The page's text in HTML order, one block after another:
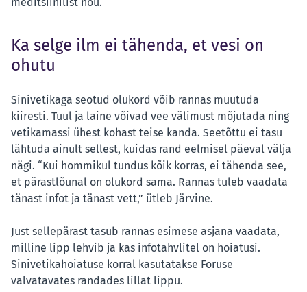
Ka selge ilm ei tähenda, et vesi on
ohutu
Sinivetikaga seotud olukord võib rannas muutuda
kiiresti. Tuul ja laine võivad vee välimust mõjutada ning
vetikamassi ühest kohast teise kanda. Seetõttu ei tasu
lähtuda ainult sellest, kuidas rand eelmisel päeval välja
nägi. “Kui hommikul tundus kõik korras, ei tähenda see,
et pärastlõunal on olukord sama. Rannas tuleb vaadata
tänast infot ja tänast vett,” ütleb Järvine.
Just sellepärast tasub rannas esimese asjana vaadata,
milline lipp lehvib ja kas infotahvlitel on hoiatusi.
Sinivetikahoiatuse korral kasutatakse Foruse
valvatavates randades lillat lippu.